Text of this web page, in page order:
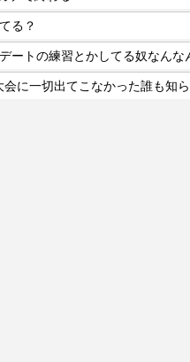
る？